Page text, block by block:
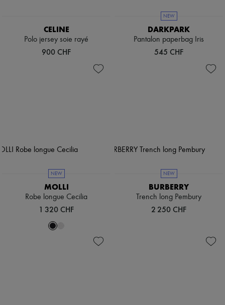
CELINE
Polo jersey soie rayé
900 CHF
NEW
DARKPARK
Pantalon paperbag Iris
545 CHF
NEW
MOLLI
Robe longue Cecilia
1 320 CHF
NEW
BURBERRY
Trench long Pembury
2 250 CHF